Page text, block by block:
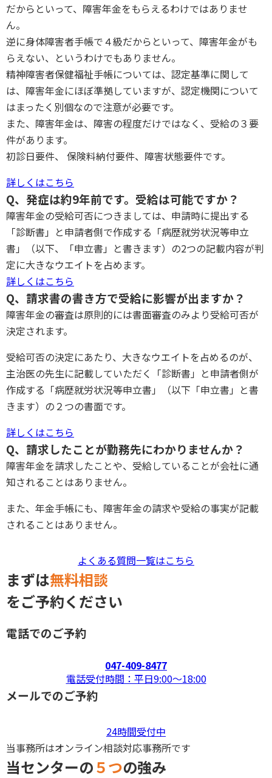
だからといって、障害年金をもらえるわけではありませ
ん。
逆に身体障害者手帳で４級だからといって、障害年金がも
らえない、というわけでもありません。
精神障害者保健福祉手帳については、認定基準に関して
は、障害年金にほぼ準拠していますが、認定機関について
はまったく別個なので注意が必要です。
また、障害年金は、障害の程度だけではなく、受給の３要
件があります。
初診日要件、 保険料納付要件、障害状態要件です。
詳しくはこちら
Q、発症は約9年前です。受給は可能ですか？
障害年金の受給可否につきましては、申請時に提出する
「診断書」と申請者側で作成する「病歴就労状況等申立
書」（以下、「申立書」と書きます）の2つの記載内容が判
定に大きなウエイトを占めます。
詳しくはこちら
Q、請求書の書き方で受給に影響が出ますか？
障害年金の審査は原則的には書面審査のみより受給可否が
決定されます。
受給可否の決定にあたり、大きなウエイトを占めるのが、
主治医の先生に記載していただく「診断書」と申請者側が
作成する「病歴就労状況等申立書」（以下「申立書」と書
きます）の２つの書面です。
詳しくはこちら
Q、請求したことが勤務先にわかりませんか？
障害年金を請求したことや、受給していることが会社に通
知されることはありません。
また、年金手帳にも、障害年金の請求や受給の事実が記載
されることはありません。
よくある質問一覧はこちら
まずは無料相談
をご予約ください
電話でのご予約
047-409-8477
電話受付時間：平日9:00〜18:00
メールでのご予約
24時間受付中
当事務所はオンライン相談対応事務所です
当センターの５つの強み